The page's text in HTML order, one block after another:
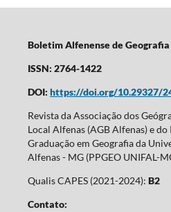
Boletim Alfenense de Geografia
ISSN: 2764-1422
DOI: https://doi.org/10.29327/
Revista da Associação dos
Local Alfenas (AGB Alfenas) e
Graduação em Geografia da
Alfenas - MG (PPGEO UNIFAL-
Qualis CAPES (2021-2024): B2
Contato: